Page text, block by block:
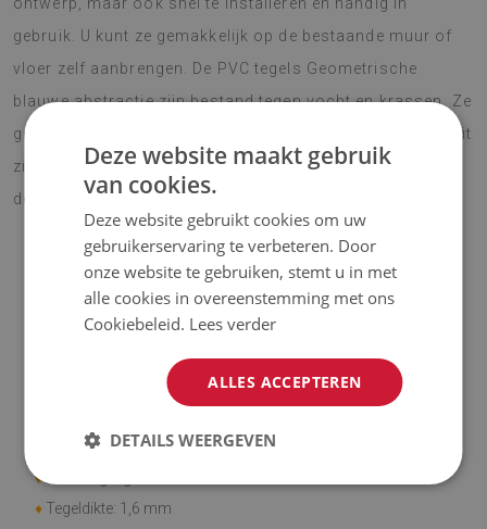
gebruik. U kunt ze gemakkelijk op de bestaande muur of
vloer zelf aanbrengen. De PVC tegels Geometrische
blauwe abstractie zijn bestand tegen vocht en krassen. Ze
geleiden gemakkelijk warmte en dempen geluid. Dankzij dit
zijn ze een ideaal alternatief voor traditionele
decoratiematerialen.
OPMERKING!
♦Afmeting tegel: 30x30 cm
♦ Tegeldikte: 1,6 mm
Deze website maakt gebruik
van cookies.
Deze website gebruikt cookies om uw
gebruikerservaring te verbeteren. Door
onze website te gebruiken, stemt u in met
alle cookies in overeenstemming met ons
Cookiebeleid. Lees verder
ALLES ACCEPTEREN
DETAILS WEERGEVEN